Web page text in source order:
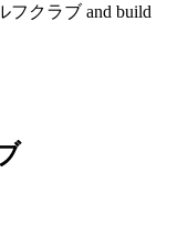
フクラブ and build